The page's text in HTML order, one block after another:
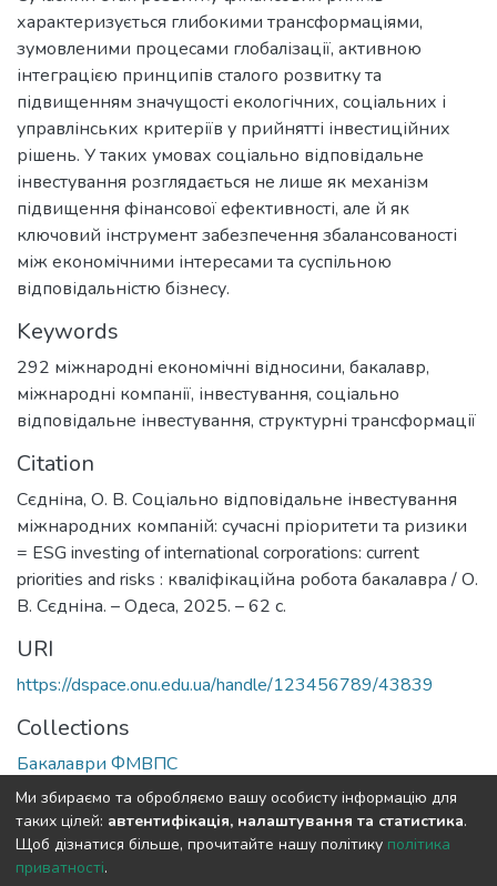
характеризується глибокими трансформаціями,
зумовленими процесами глобалізації, активною
інтеграцією принципів сталого розвитку та
підвищенням значущості екологічних, соціальних і
управлінських критеріїв у прийнятті інвестиційних
рішень. У таких умовах соціально відповідальне
інвестування розглядається не лише як механізм
підвищення фінансової ефективності, але й як
ключовий інструмент забезпечення збалансованості
між економічними інтересами та суспільною
відповідальністю бізнесу.
Keywords
292 міжнародні економічні відносини, бакалавр,
міжнародні компанії, інвестування, соціально
відповідальне інвестування, структурні трансформації
Citation
Сєдніна, О. В. Соціально відповідальне інвестування
міжнародних компаній: сучасні пріоритети та ризики
= ESG investing of international corporations: current
priorities and risks : кваліфікаційна робота бакалавра / О.
В. Сєдніна. – Одеса, 2025. – 62 с.
URI
https://dspace.onu.edu.ua/handle/123456789/43839
Collections
Бакалаври ФМВПС
Full item page
Ми збираємо та обробляємо вашу особисту інформацію для
таких цілей: автентифікація, налаштування та статистика.
Щоб дізнатися більше, прочитайте нашу політику політика
приватності.